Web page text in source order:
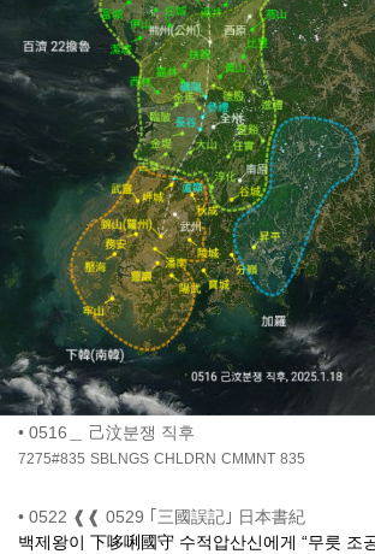
• 0516＿ 己汶분쟁 직후
7275#835 SBLNGS CHLDRN CMMNT 835
• 0522 ❰❰ 0529 ｢三國誤記｣ 日本書紀
백제왕이 下哆唎國守 수적압산신에게 “무릇 조